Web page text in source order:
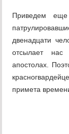
Приведем
двенадцати
отсылает нас
апостолах.
примета